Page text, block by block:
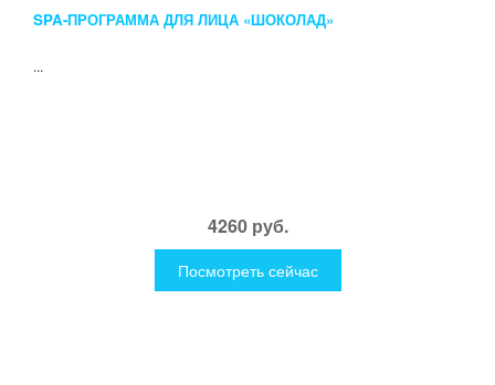
SPA-ПРОГРАММА ДЛЯ ЛИЦА «ШОКОЛАД»
...
4260 руб.
Посмотреть сейчас